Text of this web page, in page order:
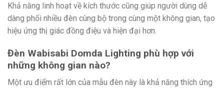
Khả năng linh hoạt về kích thước cũng giúp người dùng dễ
dàng phối nhiều đèn cùng bộ trong cùng một không gian, tạo
hiệu ứng thị giác đồng điệu và hiện đại hơn.
Đèn Wabisabi Domda Lighting phù hợp với
những không gian nào?
Một ưu điểm rất lớn của mẫu đèn này là khả năng thích ứng